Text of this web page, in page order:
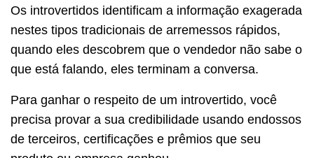
Os introvertidos identificam a informação exagerada
nestes tipos tradicionais de arremessos rápidos,
quando eles descobrem que o vendedor não sabe o
que está falando, eles terminam a conversa.
Para ganhar o respeito de um introvertido, você
precisa provar a sua credibilidade usando endossos
de terceiros, certificações e prêmios que seu